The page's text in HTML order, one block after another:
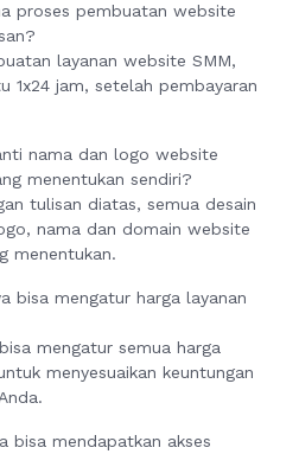
proses pembuatan website
layanan website SMM,
1x24 jam, setelah pembayaran
nama dan logo website
menentukan sendiri?
tulisan diatas, semua desain
nama dan domain website
menentukan.
bisa mengatur harga layanan
mengatur semua harga
menyesuaikan keuntungan
bisa mendapatkan akses